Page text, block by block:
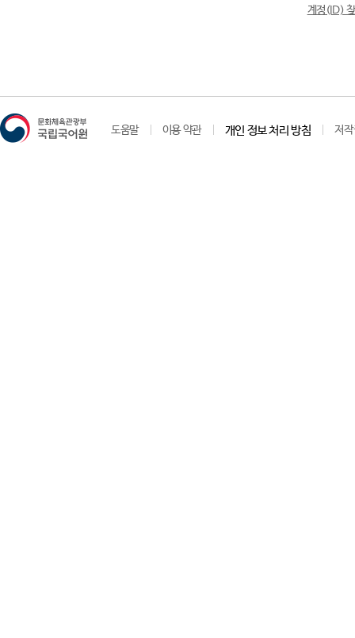
계정(ID)
도움말 이용 약관 개인 정보 처리 방침 저